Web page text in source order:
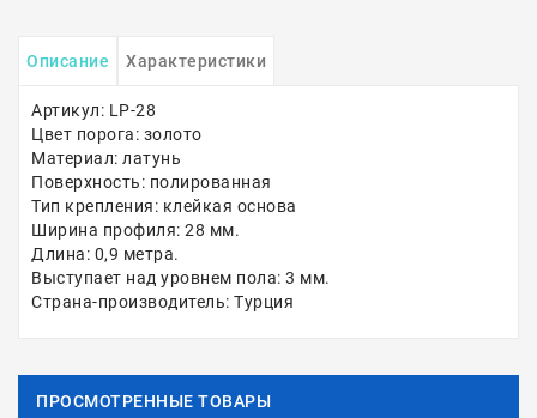
Описание Характеристики
Артикул: LP-28
Цвет порога: золото
Материал: латунь
Поверхность: полированная
Тип крепления: клейкая основа
Ширина профиля: 28 мм.
Длина: 0,9 метра.
Выступает над уровнем пола: 3 мм.
Страна-производитель: Турция
ПРОСМОТРЕННЫЕ ТОВАРЫ